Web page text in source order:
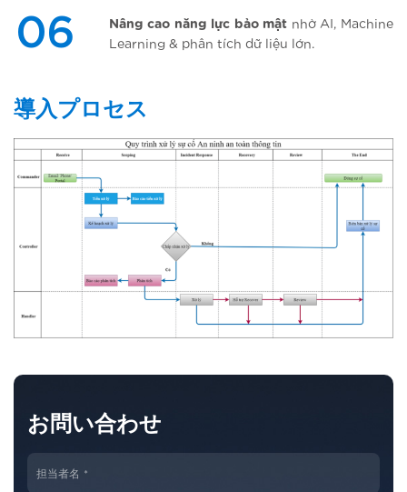
06 Nâng cao năng lực bảo mật nhờAI, Machine
Learning & phân tích dữ liệu lớn.
導入プロセス
お問い合わせ